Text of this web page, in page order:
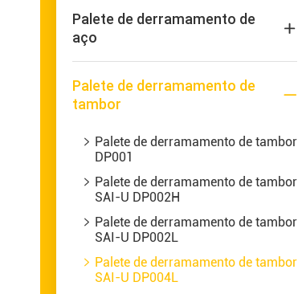
Palete de derramamento de
aço

Palete de derramamento de
tambor


Palete de derramamento de tambor
DP001

Palete de derramamento de tambor
SAI-U DP002H

Palete de derramamento de tambor
SAI-U DP002L

Palete de derramamento de tambor
SAI-U DP004L